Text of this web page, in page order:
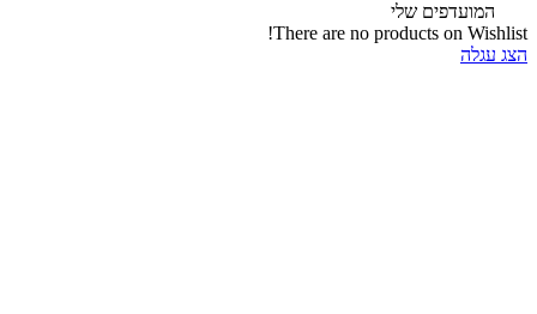
המועדפים שלי
There are no products on Wishlist!
הצג עגלה